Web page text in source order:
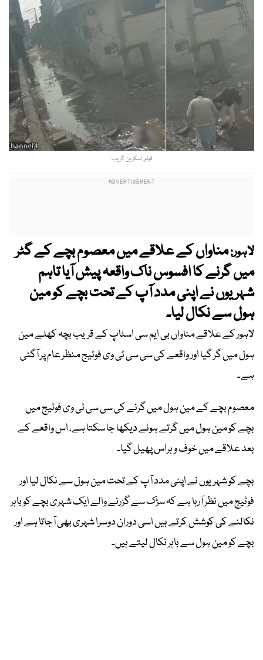
فوٹو: اسکرین گریب
لاہور:مناواں کے علاقے میں معصوم بچے کے گٹر
میں گرنے کا افسوس ناک واقعہ پیش آیا تاہم
شہریوں نے اپنی مدد آپ کے تحت بچے کو مین
ہول سے نکال لیا۔
لاہور کے علاقے مناواں بی ایم سی اسٹاپ کے قریب بچہ کھلے مین
ہول میں گر گیا اور واقعے کی سی سی ٹی وی فوٹیج منظر عام پر آگئی
ہے۔
معصوم بچے کے مین ہول میں گرنے کی سی سی ٹی وی فوٹیج میں
بچے کو مین ہول میں گرتے ہوئے دیکھا جا سکتا ہے، اس واقعے کے
بعد علاقے میں خوف و ہراس پھیل گیا۔
بچے کو شہریوں نے اپنی مدد آپ کے تحت مین ہول سے نکال لیا اور
فوٹیج میں نظر آرہا ہے کہ سڑک سے گزرنے والے ایک شہری بچے کو باہر
نکالنے کی کوشش کرتے ہیں اسی دوران دوسرا شہری بھی آجاتا ہے اور
بچے کو مین ہول سے باہر نکال لیتے ہیں۔